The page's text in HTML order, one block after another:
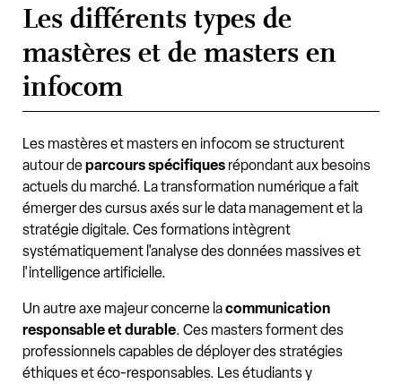
Les différents types de
mastères et de masters en
infocom
Les mastères et masters en infocom se structurent
autour deparcours spécifiques répondant aux besoins
actuels du marché. La transformation numérique a fait
émerger des cursus axés sur le data management et la
stratégie digitale. Ces formations intègrent
systématiquement l'analyse des données massives et
l'intelligence artificielle.
Un autre axe majeur concerne lacommunication
responsable et durable. Ces masters forment des
professionnels capables de déployer des stratégies
éthiques et éco-responsables. Les étudiants y